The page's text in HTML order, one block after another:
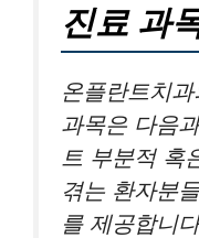
진료 과
온플란트치
과목은 다음
트 부분적 혹
겪는 환자분
를 제공합니